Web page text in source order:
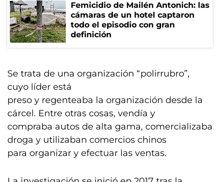
Femicidio de Mailén Antonich: las
cámaras de un hotel captaron
todo el episodio con gran
definición
Se trata de una organización “polirrubro”,
cuyo líder está
preso y regenteaba la organización desde la
cárcel. Entre otras cosas, vendía y
compraba autos de alta gama, comercializaba
droga y utilizaban comercios chinos
para organizar y efectuar las ventas.